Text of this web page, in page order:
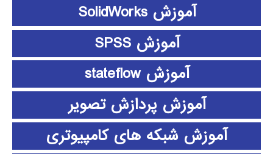
آموزش SolidWorks
آموزش SPSS
آموزش stateflow
آموزش پردازش تصویر
آموزش شبکه های کامپیوتری